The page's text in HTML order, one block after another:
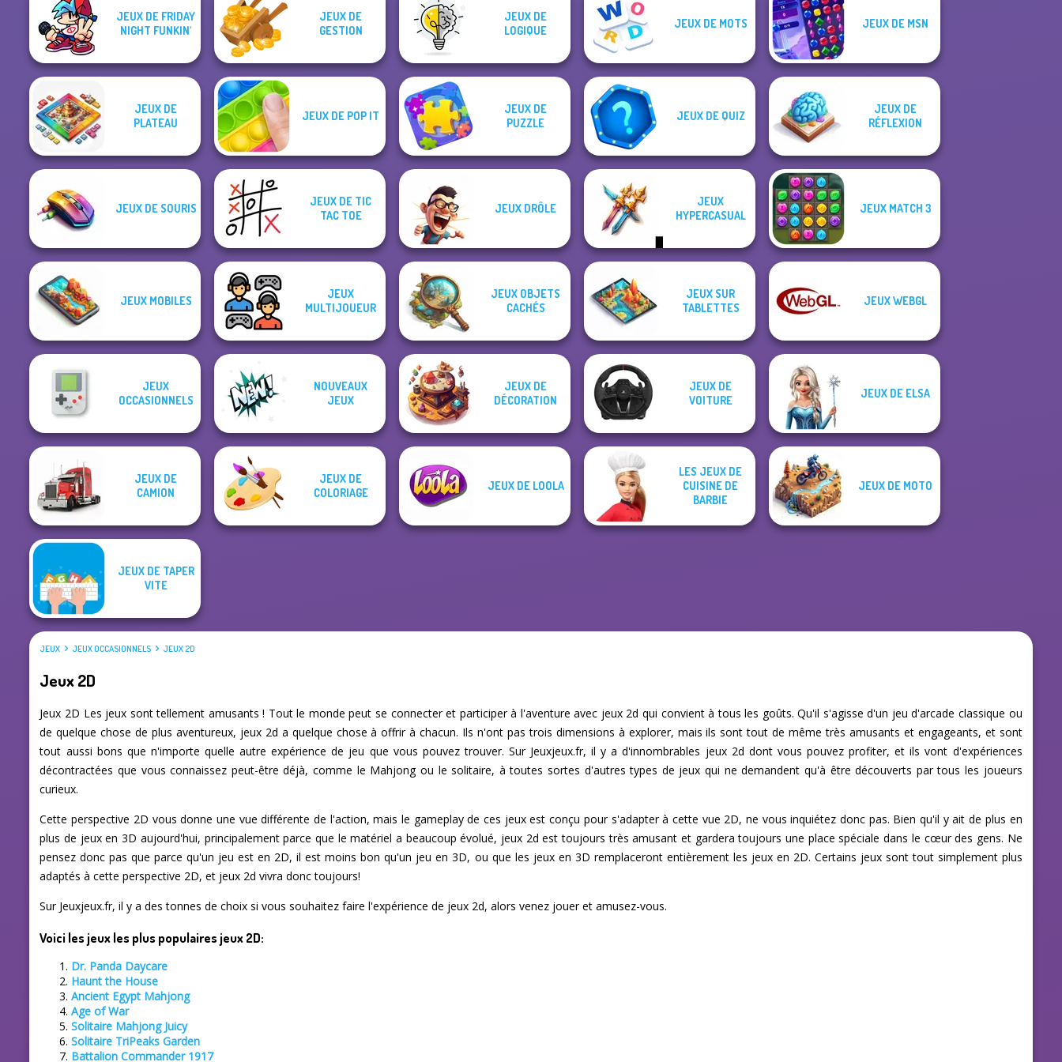
JEUX DE FRIDAY
NIGHT FUNKIN'
JEUX DE
GESTION
JEUX DE
LOGIQUE
JEUX DE MOTS JEUX DE MSN
JEUX DE
PLATEAU
JEUX DE POP IT
JEUX DE
PUZZLE
JEUX DE QUIZ
JEUX DE
RÉFLEXION
JEUX DE SOURIS
JEUX DE TIC
TAC TOE
JEUX DRÔLE
JEUX
HYPERCASUAL
JEUX MATCH 3
JEUX MOBILES
JEUX
MULTIJOUEUR
JEUX OBJETS
CACHÉS
JEUX SUR
TABLETTES
JEUX WEBGL
JEUX
OCCASIONNELS
NOUVEAUX
JEUX
JEUX DE
DÉCORATION
JEUX DE
VOITURE
JEUX DE ELSA
JEUX DE
CAMION
JEUX DE
COLORIAGE
JEUX DE LOOLA
LES JEUX DE
CUISINE DE
BARBIE
JEUX DE MOTO
JEUX DE TAPER
VITE
JEUX JEUX OCCASIONNELS JEUX 2D
Jeux 2D
Jeux 2D Les jeux sont tellement amusants ! Tout le monde peut se connecter et participer à l'aventure avec jeux 2d qui convient à tous les goûts. Qu'il s'agisse d'un jeu d'arcade classique ou
de quelque chose de plus aventureux, jeux 2d a quelque chose à offrir à chacun. Ils n'ont pas trois dimensions à explorer, mais ils sont tout de même très amusants et engageants, et sont
tout aussi bons que n'importe quelle autre expérience de jeu que vous pouvez trouver. Sur Jeuxjeux.fr, il y a d'innombrables jeux 2d dont vous pouvez profiter, et ils vont d'expériences
décontractées que vous connaissez peut-être déjà, comme le Mahjong ou le solitaire, à toutes sortes d'autres types de jeux qui ne demandent qu'à être découverts par tous les joueurs
curieux.
Cette perspective 2D vous donne une vue différente de l'action, mais le gameplay de ces jeux est conçu pour s'adapter à cette vue 2D, ne vous inquiétez donc pas. Bien qu'il y ait de plus en
plus de jeux en 3D aujourd'hui, principalement parce que le matériel a beaucoup évolué, jeux 2d est toujours très amusant et gardera toujours une place spéciale dans le cœur des gens. Ne
pensez donc pas que parce qu'un jeu est en 2D, il est moins bon qu'un jeu en 3D, ou que les jeux en 3D remplaceront entièrement les jeux en 2D. Certains jeux sont tout simplement plus
adaptés à cette perspective 2D, et jeux 2d vivra donc toujours!
Sur Jeuxjeux.fr, il y a des tonnes de choix si vous souhaitez faire l'expérience de jeux 2d, alors venez jouer et amusez-vous.
Voici les jeux les plus populaires jeux 2D:
Dr. Panda Daycare
Haunt the House
Ancient Egypt Mahjong
Age of War
Solitaire Mahjong Juicy
Solitaire TriPeaks Garden
Battalion Commander 1917